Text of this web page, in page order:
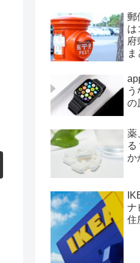
郵
は
府
ま
の
薬
る
か
ナ
住